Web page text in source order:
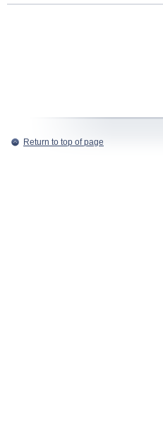
Return to top of page